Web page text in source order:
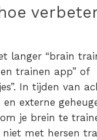
langer “brain
trainen app” of
In tijden van
en externe
je brein te
niet met hersen